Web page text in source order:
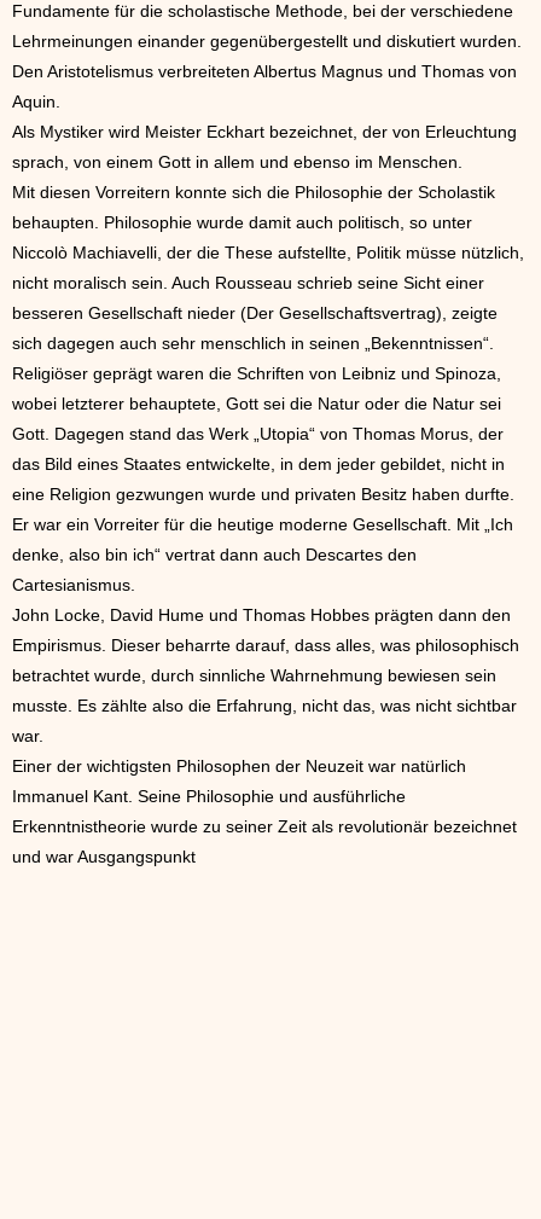
Fundamente für die scholastische Methode, bei der verschiedene
Lehrmeinungen einander gegenübergestellt und diskutiert wurden.
Den Aristotelismus verbreiteten Albertus Magnus und Thomas von
Aquin.
Als Mystiker wird Meister Eckhart bezeichnet, der von Erleuchtung
sprach, von einem Gott in allem und ebenso im Menschen.
Mit diesen Vorreitern konnte sich die Philosophie der Scholastik
behaupten. Philosophie wurde damit auch politisch, so unter
Niccolò Machiavelli, der die These aufstellte, Politik müsse nützlich,
nicht moralisch sein. Auch Rousseau schrieb seine Sicht einer
besseren Gesellschaft nieder (Der Gesellschaftsvertrag), zeigte
sich dagegen auch sehr menschlich in seinen „Bekenntnissen“.
Religiöser geprägt waren die Schriften von Leibniz und Spinoza,
wobei letzterer behauptete, Gott sei die Natur oder die Natur sei
Gott. Dagegen stand das Werk „Utopia“ von Thomas Morus, der
das Bild eines Staates entwickelte, in dem jeder gebildet, nicht in
eine Religion gezwungen wurde und privaten Besitz haben durfte.
Er war ein Vorreiter für die heutige moderne Gesellschaft. Mit „Ich
denke, also bin ich“ vertrat dann auch Descartes den
Cartesianismus.
John Locke, David Hume und Thomas Hobbes prägten dann den
Empirismus. Dieser beharrte darauf, dass alles, was philosophisch
betrachtet wurde, durch sinnliche Wahrnehmung bewiesen sein
musste. Es zählte also die Erfahrung, nicht das, was nicht sichtbar
war.
Einer der wichtigsten Philosophen der Neuzeit war natürlich
Immanuel Kant. Seine Philosophie und ausführliche
Erkenntnistheorie wurde zu seiner Zeit als revolutionär bezeichnet
und war Ausgangspunkt